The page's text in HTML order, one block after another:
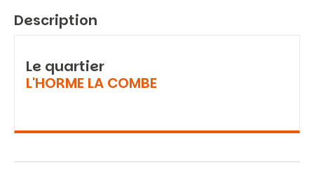
Description
Le quartier
L'HORME LA COMBE